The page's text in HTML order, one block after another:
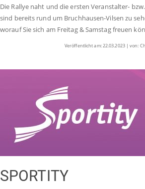
Die Rallye naht und die ersten Veranstalter-
sind bereits rund um Bruchhausen-Vilsen zu
worauf Sie sich am Freitag & Samstag freuen
Veröffentlicht am: 22.03.2023 | von:
SPORTITY